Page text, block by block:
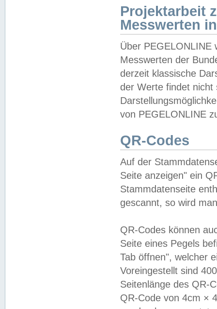
Projektarbeit
Messwerten
Über PEGELONLINE
Messwerten der
derzeit klassische
der Werte findet
von PEGELONLINE
QR-Codes
Auf der
Seite anzeigen" ein
Stammdatenseite
gescannt, so wird
QR-Codes können
Seite eines Pegels
Tab öffnen", welcher
Voreingestellt sind
Seitenlänge des QR-
QR-Code von 4cm ×